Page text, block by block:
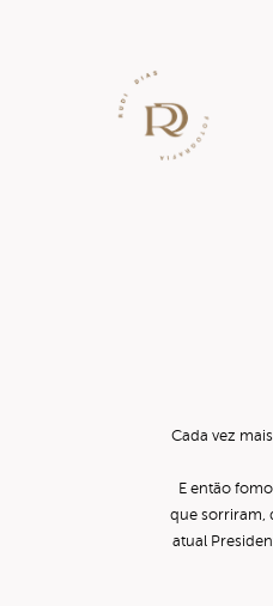
Cada vez
E então
que sorriram,
atual